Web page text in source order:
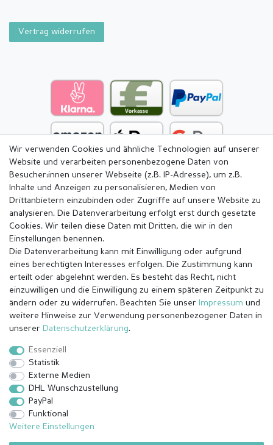
Vertrag widerrufen
Impressum Daten­schutz­erklärung
Barrierefreiheitserklärung
Wir verwenden Cookies und ähnliche Technologien auf unserer
Website und verarbeiten personenbezogene Daten von
Besucher:innen unserer Webseite (z.B. IP-Adresse), um z.B.
Inhalte und Anzeigen zu personalisieren, Medien von
Drittanbietern einzubinden oder Zugriffe auf unsere Website zu
analysieren. Die Datenverarbeitung erfolgt erst durch gesetzte
Cookies. Wir teilen diese Daten mit Dritten, die wir in den
Einstellungen benennen.
Die Datenverarbeitung kann mit Einwilligung oder aufgrund
eines berechtigten Interesses erfolgen. Die Zustimmung kann
erteilt oder abgelehnt werden. Es besteht das Recht, nicht
einzuwilligen und die Einwilligung zu einem späteren Zeitpunkt zu
ändern oder zu widerrufen. Beachten Sie unser Impressum und
weitere Hinweise zur Verwendung personenbezogener Daten in
unserer Daten­schutz­erklärung.
Essenziell
Statistik
Externe Medien
DHL Wunschzustellung
PayPal
Funktional
Weitere Einstellungen